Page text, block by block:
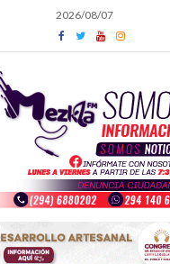
2026/08/07